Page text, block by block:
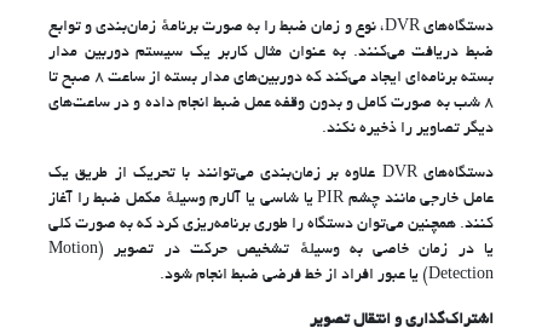
دستگاه‌های DVR، نوع و زمان ضبط را به صورت برنامهٔ زمان‌بندی و توابع
ضبط دریافت می‌کنند. به عنوان مثال کاربر یک سیستم دوربین مدار
بسته برنامه‌ای ایجاد می‌کند که دوربین‌های مدار بسته از ساعت ۸ صبح تا
۸ شب به صورت کامل و بدون وقفه عمل ضبط انجام داده و در ساعت‌های
دیگر تصاویر را ذخیره نکند.
دستگاه‌های DVR علاوه بر زمان‌بندی می‌توانند با تحریک از طریق یک
عامل خارجی مانند چشم PIR یا شاسی یا آلارم وسیلهٔ مکمل ضبط را آغاز
کنند. همچنین می‌توان دستگاه را طوری برنامه‌ریزی کرد که به صورت کلی
یا در زمان خاصی به وسیلهٔ تشخیص حرکت در تصویر (Motion
Detection) یا عبور افراد از خط فرضی ضبط انجام شود.
اشتراک‌گذاری و انتقال تصویر